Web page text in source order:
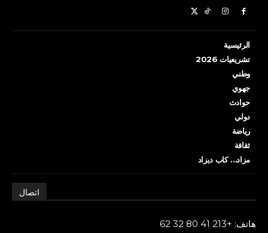
الرئيسية
تشريعيات 2026
وطني
جهوي
حوادث
دولي
رياضة
ثقافة
مزاد… كاب ديزاد
اتصال
هاتف: +213 41 80 32 62